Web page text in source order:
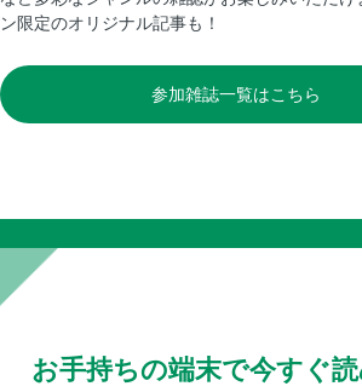
ン限定のオリジナル記事も！
参加雑誌一覧はこちら
お手持ちの端末で今すぐ読